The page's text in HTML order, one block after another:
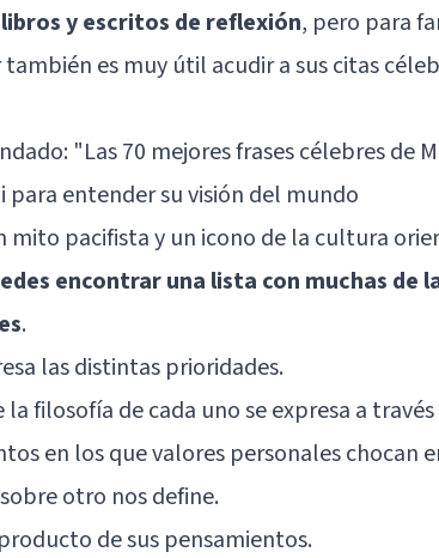
y escritos de reflexión, pero para
es muy útil acudir a sus citas
"Las 70 mejores frases célebres de
para entender su visión del mundo
mito pacifista y un icono de la cultura
encontrar una lista con muchas de
.
las distintas prioridades.
la filosofía de cada uno se expresa a
en los que valores personales chocan
otro nos define.
de sus pensamientos.